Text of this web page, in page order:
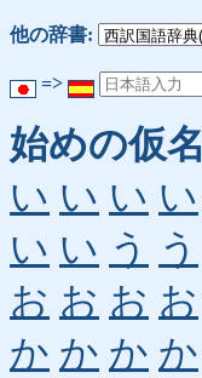
他の辞書:
=>
始めの仮名
い い い い
い い う う
お お お お
か か か か